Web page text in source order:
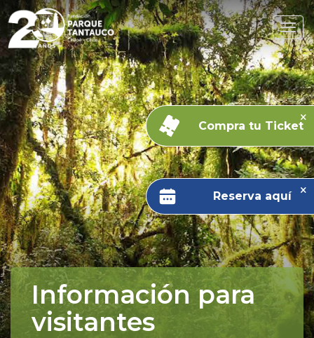
Compra tu Ticket
Reserva aquí
Información para
visitantes